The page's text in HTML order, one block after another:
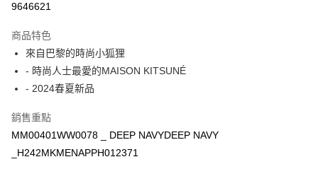
每筆NT$100，滿NT$3,000(含以上)免運費
付款後萊爾富取貨
每筆NT$100
付款後7-11取貨
每筆NT$100，滿NT$3,000(含以上)免運費
宅配
9646621
商品特色
來自巴黎的時尚小狐狸
- 時尚人士最愛的MAISON KITSUNÉ
- 2024春夏新品
銷售重點
MM00401WW0078 _ DEEP NAVYDEEP NAVY
_H242MKMENAPPH012371